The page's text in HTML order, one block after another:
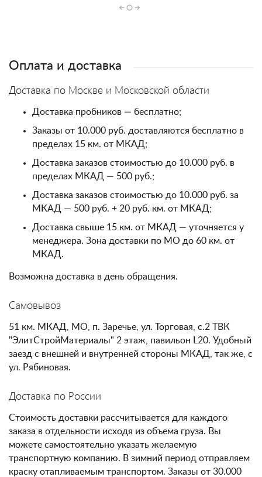
Оплата и доставка
Доставка по Москве и Московской области
Доставка пробников — бесплатно;
Заказы от 10.000 руб. доставляются бесплатно в
пределах 15 км. от МКАД;
Доставка заказов стоимостью до 10.000 руб. в
пределах МКАД — 500 руб.;
Доставка заказов стоимостью до 10.000 руб. за
МКАД — 500 руб. + 20 руб. км. от МКАД;
Доставка свыше 15 км. от МКАД — уточняется у
менеджера. Зона доставки по МО до 60 км. от
МКАД.
Возможна доставка в день обращения.
Самовывоз
51 км. МКАД, МО, п. Заречье, ул. Торговая, с.2 ТВК
"ЭлитСтройМатериалы" 2 этаж, павильон L20. Удобный
заезд с внешней и внутренней стороны МКАД, так же, с
ул. Рябиновая.
Доставка по России
Стоимость доставки рассчитывается для каждого
заказа в отдельности исходя из объема груза. Вы
можете самостоятельно указать желаемую
транспортную компанию. В зимний период отправляем
краску отапливаемым транспортом. Заказы от 30.000